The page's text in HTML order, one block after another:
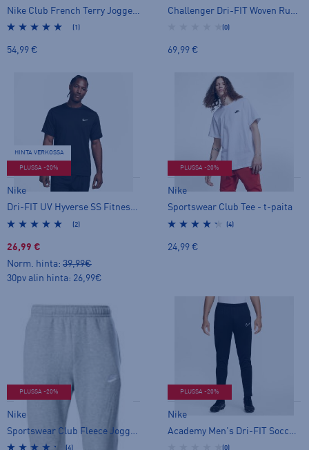
(1)
54,99 €
(0)
69,99 €
HINTA VERKOSSA
PLUSSA -20%
Nike
Dri-FIT UV Hyverse SS Fitness Top M - t-paita
(2)
26,99 €
Norm. hinta: 39,99€
30pv alin hinta: 26,99€
PLUSSA -20%
Nike
Sportswear Club Tee - t-paita
(4)
24,99 €
PLUSSA -20%
Nike
Sportswear Club Fleece Joggers M - collegehousut
(4)
PLUSSA -20%
Nike
Academy Men's Dri-FIT Soccer Pants - verkkarihousut
(0)